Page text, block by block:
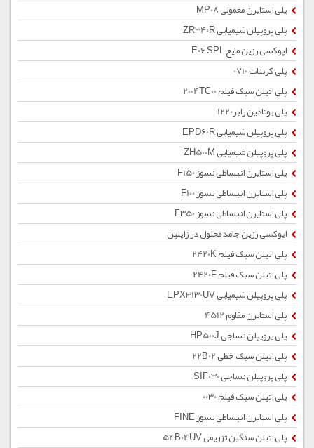
پلی استایرن معمولی MP08
پلی پروپیلن شیمیایی ZR340R
اپوکسی رزین مایع E06 SPL
پلی کربنات 0710
پلی اتیلن سبک فیلم 2004TC00
پلی بوتادین رابر1220
پلی پروپیلن شیمیایی EPD60R
پلی پروپیلن شیمیایی ZH500M
پلی استایرن انبساطی نسوز F150
پلی استایرن انبساطی نسوز F100
پلی استایرن انبساطی نسوز F350
اپوکسی رزین جامد محلول در زایلین
پلی اتیلن سبک فیلم 2420K
پلی اتیلن سبک فیلم 2420F
پلی پروپیلن شیمیایی EPX3130UV
پلی استایرن مقاوم 4512
پلی پروپیلن نساجی HP500J
پلی اتیلن سبک خطی 22B02
پلی پروپیلن نساجی SIF030
پلی اتیلن سبک فیلم 0030
پلی استایرن انبساطی نسوز FINE
پلی اتیلن سنگین تزریقی 54B04UV